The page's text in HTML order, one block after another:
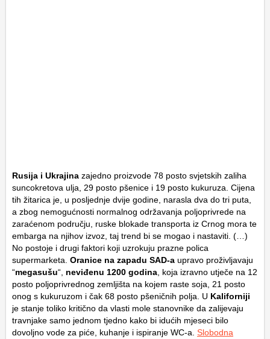
Rusija i Ukrajina zajedno proizvode 78 posto svjetskih zaliha
suncokretova ulja, 29 posto pšenice i 19 posto kukuruza. Cijena
tih žitarica je, u posljednje dvije godine, narasla dva do tri puta,
a zbog nemogućnosti normalnog održavanja poljoprivrede na
zaraćenom području, ruske blokade transporta iz Crnog mora te
embarga na njihov izvoz, taj trend bi se mogao i nastaviti. (…)
No postoje i drugi faktori koji uzrokuju prazne polica
supermarketa. Oranice na zapadu SAD-a upravo proživljavaju
“megasušu“, neviđenu 1200 godina, koja izravno utječe na 12
posto poljoprivrednog zemljišta na kojem raste soja, 21 posto
onog s kukuruzom i čak 68 posto pšeničnih polja. U Kaliforniji
je stanje toliko kritično da vlasti mole stanovnike da zalijevaju
travnjake samo jednom tjedno kako bi idućih mjeseci bilo
dovoljno vode za piće, kuhanje i ispiranje WC-a. Slobodna